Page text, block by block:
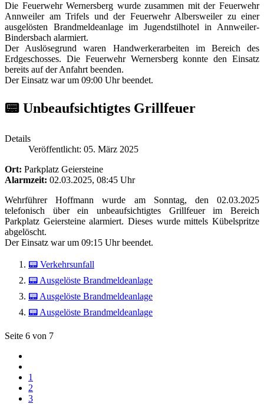
Die Feuerwehr Wernersberg wurde zusammen mit der Feuerwehr
Annweiler am Trifels und der Feuerwehr Albersweiler zu einer
ausgelösten Brandmeldeanlage im Jugendstilhotel in Annweiler-
Bindersbach alarmiert.
Der Auslösegrund waren Handwerkerarbeiten im Bereich des
Erdgeschosses. Die Feuerwehr Wernersberg konnte den Einsatz
bereits auf der Anfahrt beenden.
Der Einsatz war um 09:00 Uhr beendet.
📟 Unbeaufsichtigtes Grillfeuer
Details
Veröffentlicht: 05. März 2025
Ort: Parkplatz Geiersteine
Alarmzeit: 02.03.2025, 08:45 Uhr
Wehrführer Hoffmann wurde am Sonntag, den 02.03.2025
telefonisch über ein unbeaufsichtigtes Grillfeuer im Bereich
Parkplatz Geiersteine alarmiert. Dieses wurde mittels Kübelspritze
abgelöscht.
Der Einsatz war um 09:15 Uhr beendet.
📟 Verkehrsunfall
📟 Ausgelöste Brandmeldeanlage
📟 Ausgelöste Brandmeldeanlage
📟 Ausgelöste Brandmeldeanlage
Seite 6 von 7
1
2
3